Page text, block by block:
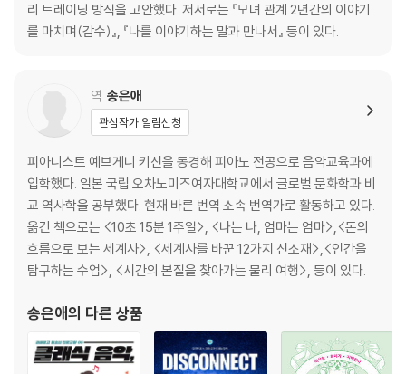
리 트레이닝 방식을 고안했다. 저서로는 『모녀 관계 2년간의 이야기
를 마치며(감수)』, 『나를 이야기하는 말과 만나서』 등이 있다.
역 송은애
관심작가 알림신청
피아니스트 예브게니 키신을 동경해 피아노 전공으로 음악교육과에
입학했다. 일본 국립 오차노미즈여자대학교에서 글로벌 문화학과 비
교 역사학을 공부했다. 현재 바른 번역 소속 번역가로 활동하고 있다.
옮긴 책으로는 <10초 15분 1주일>, <나는 나, 엄마는 엄마>,<돈의
흐름으로 보는 세계사>, <세계사를 바꾼 12가지 신소재>,<인간을
탐구하는 수업>, <시간의 본질을 찾아가는 물리 여행>, 등이 있다.
송은애의 다른 상품